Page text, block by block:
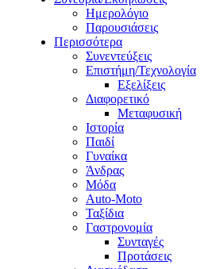
Ημερολόγιο
Παρουσιάσεις
Περισσότερα
Συνεντεύξεις
Επιστήμη/Τεχνολογία
Εξελίξεις
Διαφορετικό
Μεταφυσική
Ιστορία
Παιδί
Γυναίκα
Άνδρας
Μόδα
Auto-Moto
Ταξίδια
Γαστρονομία
Συνταγές
Προτάσεις